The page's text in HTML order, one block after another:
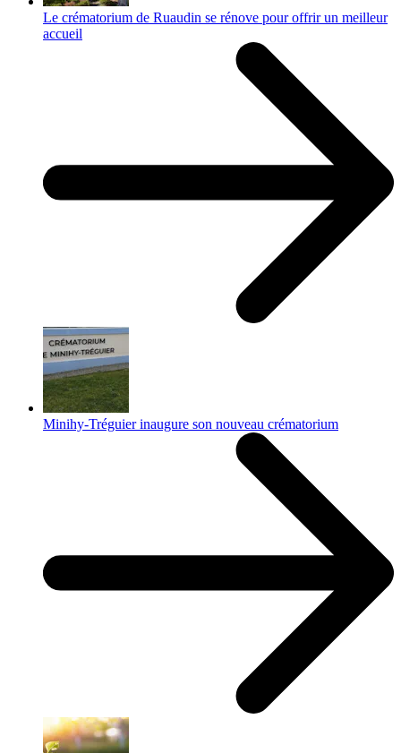
Le crématorium de Ruaudin se rénove pour offrir un meilleur
accueil
Minihy-Tréguier inaugure son nouveau crématorium